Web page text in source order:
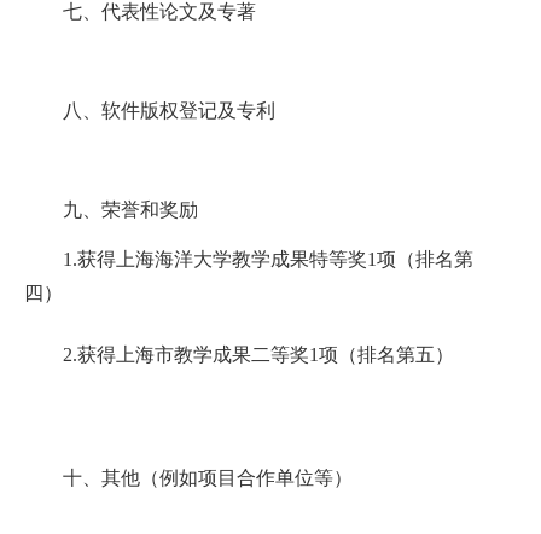
七、 代表性论文及专著
八、 软件版权登记及专利
九、荣誉和奖励
1.获得上海海洋大学教学成果特等奖1项（排名第
四）
2.获得上海市教学成果二等奖1项（排名第五）
十、其他（例如项目合作单位等）